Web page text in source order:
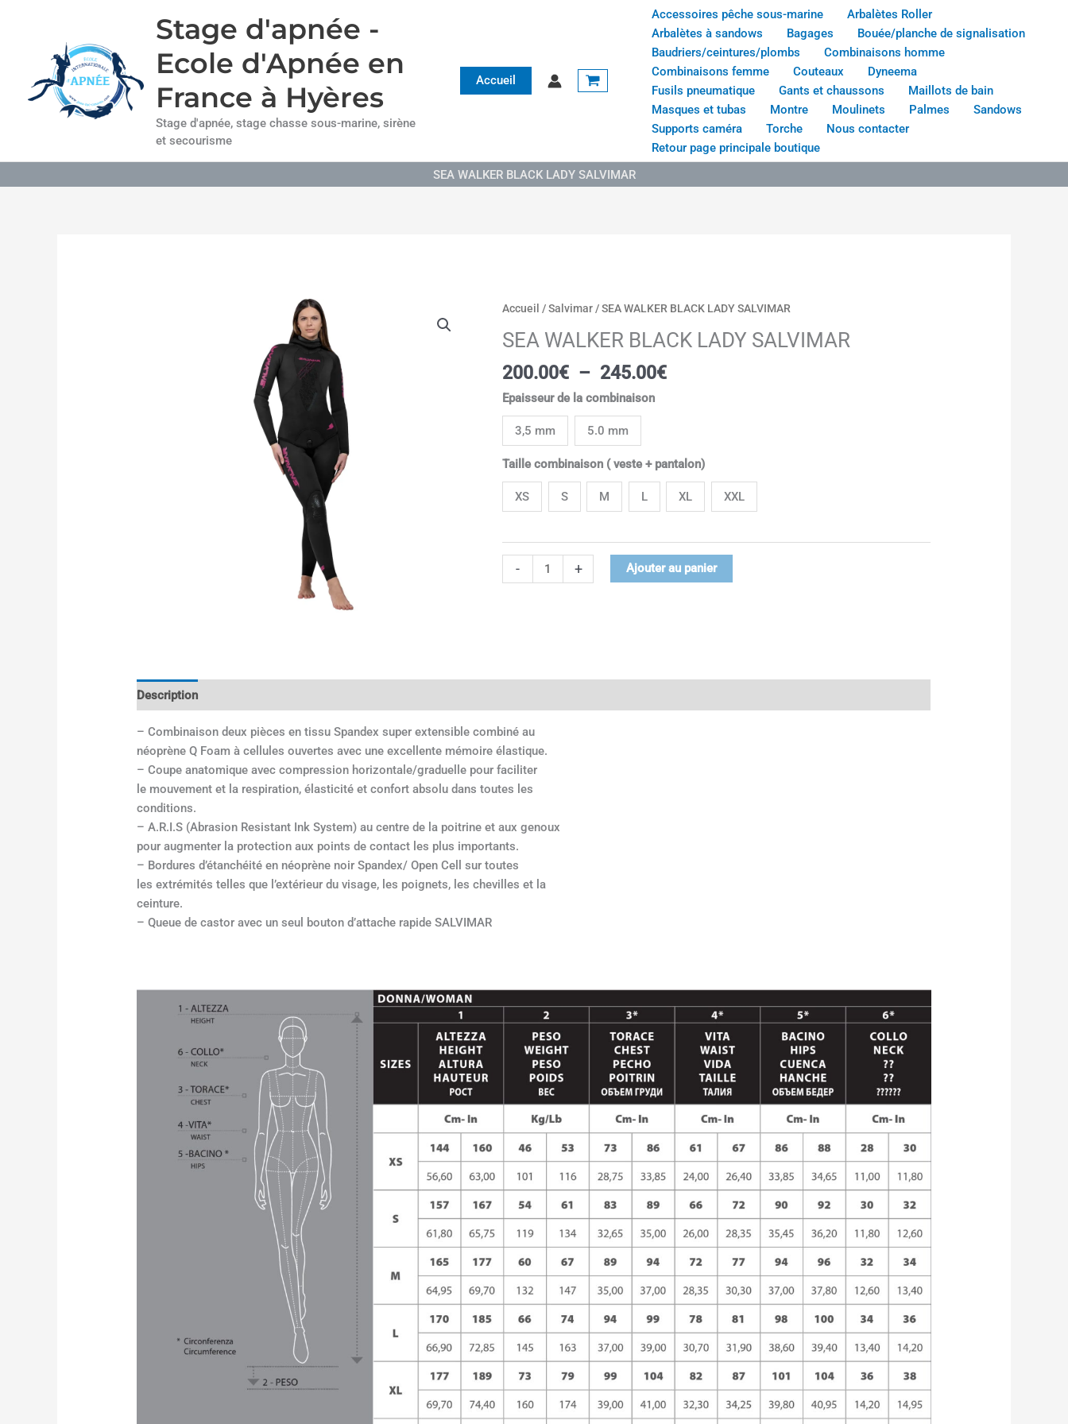
Stage d'apnée -
Ecole d'Apnée en
France à Hyères
Stage d'apnée, stage chasse sous-marine, sirène
et secourisme
Accueil
Accessoires pêche sous-marine
Arbalètes Roller
Arbalètes à sandows
Bagages
Bouée/planche de signalisation
Baudriers/ceintures/plombs
Combinaisons homme
Combinaisons femme
Couteaux
Dyneema
Fusils pneumatique
Gants et chaussons
Maillots de bain
Masques et tubas
Montre Moulinets Palmes
Sandows
Supports caméra
Torche
Nous contacter
Retour page principale boutique
SEA WALKER BLACK LADY SALVIMAR
Accueil /Salvimar / SEA WALKER BLACK LADY SALVIMAR
SEA WALKER BLACK LADY SALVIMAR
200.00€ – 245.00€
Plage
prix :
200.00€
à
Epaisseur de la combinaison
3,5 mm 5.0 mm
Taille combinaison ( veste + pantalon)
XS S M L XL XXL
-
quantité
SEA
WALKER
BLACK
LADY
+ Ajouter au panier
Description
– Combinaison deux pièces en tissu Spandex super extensible combiné au
néoprène Q Foam à cellules ouvertes avec une excellente mémoire élastique.
– Coupe anatomique avec compression horizontale/graduelle pour faciliter
le mouvement et la respiration, élasticité et confort absolu dans toutes les
conditions.
– A.R.I.S (Abrasion Resistant Ink System) au centre de la poitrine et aux genoux
pour augmenter la protection aux points de contact les plus importants.
– Bordures d’étanchéité en néoprène noir Spandex/ Open Cell sur toutes
les extrémités telles que l’extérieur du visage, les poignets, les chevilles et la
ceinture.
– Queue de castor avec un seul bouton d’attache rapide SALVIMAR